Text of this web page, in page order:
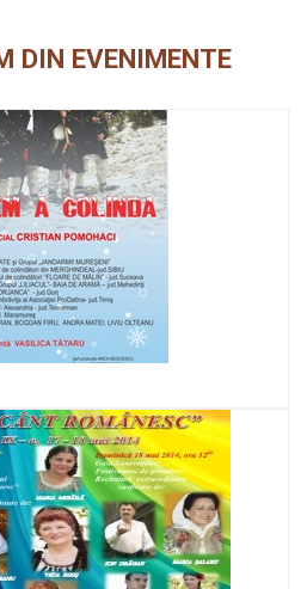
DIN EVENIMENTE